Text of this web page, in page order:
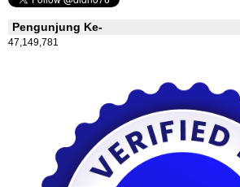
Pengunjung Ke-
47,149,781